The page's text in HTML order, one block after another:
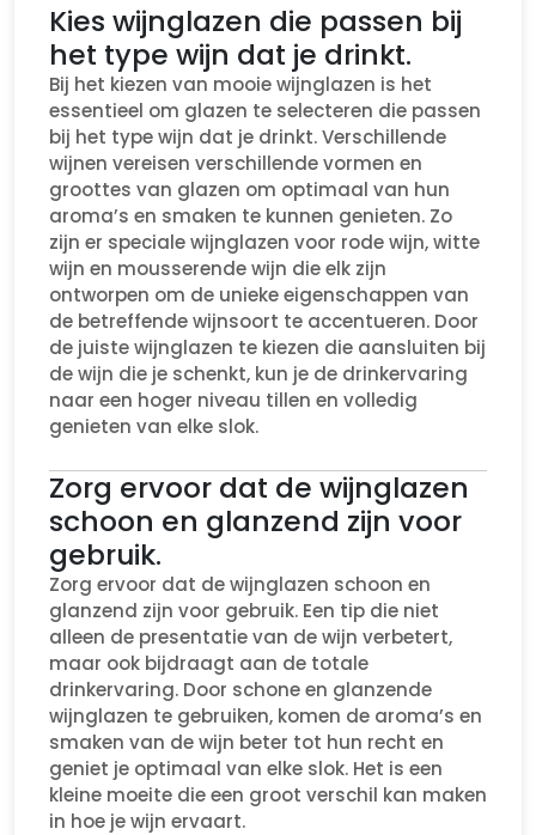
Kies wijnglazen die passen bij
het type wijn dat je drinkt.
Bij het kiezen van mooie wijnglazen is het
essentieel om glazen te selecteren die passen
bij het type wijn dat je drinkt. Verschillende
wijnen vereisen verschillende vormen en
groottes van glazen om optimaal van hun
aroma’s en smaken te kunnen genieten. Zo
zijn er speciale wijnglazen voor rode wijn, witte
wijn en mousserende wijn die elk zijn
ontworpen om de unieke eigenschappen van
de betreffende wijnsoort te accentueren. Door
de juiste wijnglazen te kiezen die aansluiten bij
de wijn die je schenkt, kun je de drinkervaring
naar een hoger niveau tillen en volledig
genieten van elke slok.
Zorg ervoor dat de wijnglazen
schoon en glanzend zijn voor
gebruik.
Zorg ervoor dat de wijnglazen schoon en
glanzend zijn voor gebruik. Een tip die niet
alleen de presentatie van de wijn verbetert,
maar ook bijdraagt aan de totale
drinkervaring. Door schone en glanzende
wijnglazen te gebruiken, komen de aroma’s en
smaken van de wijn beter tot hun recht en
geniet je optimaal van elke slok. Het is een
kleine moeite die een groot verschil kan maken
in hoe je wijn ervaart.